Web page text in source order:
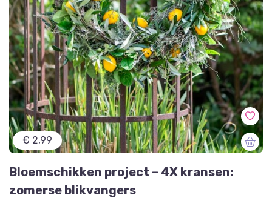
€ 2,99
Bloemschikken project – 4X kransen:
zomerse blikvangers